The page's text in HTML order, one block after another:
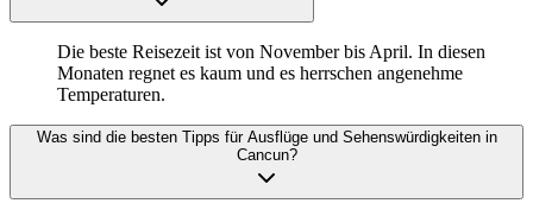
Die beste Reisezeit ist von November bis April. In diesen
Monaten regnet es kaum und es herrschen angenehme
Temperaturen.
Was sind die besten Tipps für Ausflüge und Sehenswürdigkeiten in
Cancun?